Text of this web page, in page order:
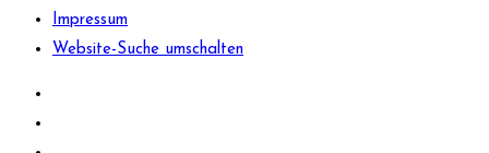
Impressum
Website-Suche umschalten